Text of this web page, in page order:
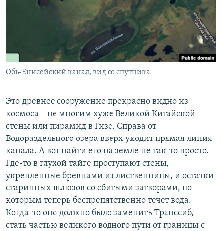
Обь-Енисейский канал, вид со спутника
Это древнее сооружение прекрасно видно из
космоса – не многим хуже Великой Китайской
стены или пирамид в Гизе. Справа от
Водораздельного озера вверх уходит прямая линия
канала. А вот найти его на земле не так-то просто.
Где-то в глухой тайге проступают стены,
укрепленные бревнами из лиственницы, и остатки
старинных шлюзов со сбитыми затворами, по
которым теперь беспрепятственно течет вода.
Когда-то оно должно было заменить Транссиб,
стать частью великого водного пути от границы с